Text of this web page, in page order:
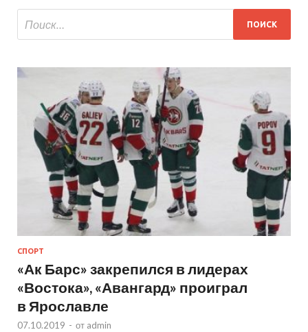
СПОРТ
«Ак Барс» закрепился в лидерах
«Востока», «Авангард» проиграл
в Ярославле
07.10.2019 - от admin